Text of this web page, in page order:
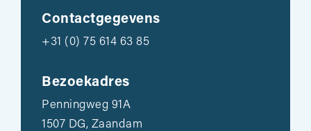
Contactgegevens
+31 (0) 75 614 63 85
Bezoekadres
Penningweg 91A
1507 DG, Zaandam